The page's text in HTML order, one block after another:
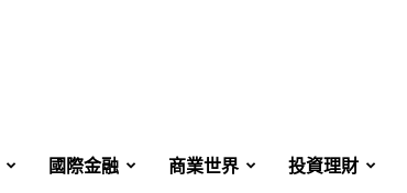
國際金融 商業世界 投資理財